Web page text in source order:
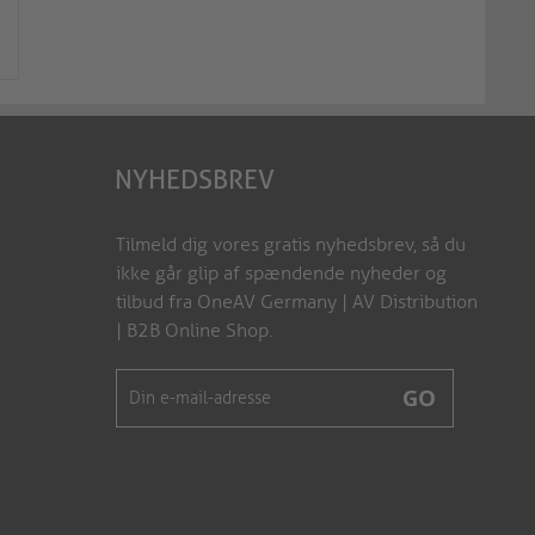
NYHEDSBREV
Tilmeld dig vores gratis nyhedsbrev, så du
ikke går glip af spændende nyheder og
tilbud fra OneAV Germany | AV Distribution
| B2B Online Shop.